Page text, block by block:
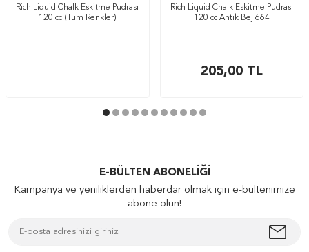
Rich Liquid Chalk Eskitme Pudrası
120 cc (Tüm Renkler)
Rich Liquid Chalk Eskitme Pudrası
120 cc Antik Bej 664
205,00TL
E-BÜLTEN ABONELIĞI
Kampanya ve yeniliklerden haberdar olmak için e-bültenimize
abone olun!